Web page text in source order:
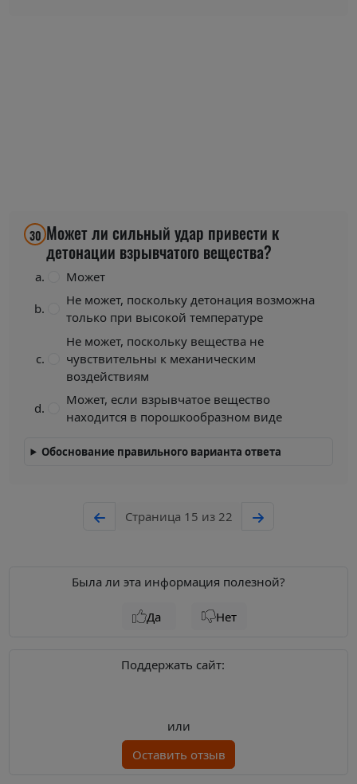
30 Может ли сильный удар привести к
детонации взрывчатого вещества?
Может
Не может, поскольку детонация возможна
только при высокой температуре
Не может, поскольку вещества не
чувствительны к механическим
воздействиям
Может, если взрывчатое вещество
находится в порошкообразном виде
Обоснование правильного варианта ответа
Страница 15 из 22
Была ли эта информация полезной?
Да Нет
Поддержать сайт:
или
Оставить отзыв